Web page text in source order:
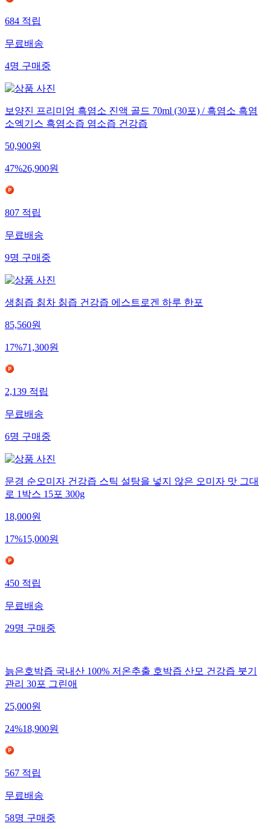
684적립
무료배송
4명구매중
보양진 프리미엄 흑염소 진액 골드 70ml (30포) / 흑염소 흑염
소엑기스 흑염소즙 염소즙 건강즙
50,900원
47%26,900원
807적립
무료배송
9명구매중
생칡즙 칡차 칡즙 건강즙 에스트로겐 하루 한포
85,560원
17%71,300원
2,139적립
무료배송
6명구매중
문경 순오미자 건강즙 스틱 설탕을 넣지 않은 오미자 맛 그대
로 1박스 15포 300g
18,000원
17%15,000원
450적립
무료배송
29명구매중
늙은호박즙 국내산 100% 저온추출 호박즙 산모 건강즙 붓기
관리 30포 그린애
25,000원
24%18,900원
567적립
무료배송
58명구매중